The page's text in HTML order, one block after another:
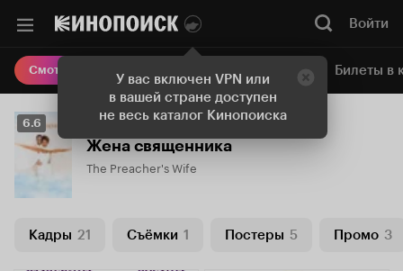
У вас включен VPN или
в вашей стране доступен
не весь каталог Кинопоиска
Войти
Смотреть кино Онлайн-кинотеатр Билеты в
Рейтинг
Кинопоиска
6.6
6.6
Жена священника
The Preacher's Wife
Кадры 21 Съёмки 1 Постеры 5 Промо 3